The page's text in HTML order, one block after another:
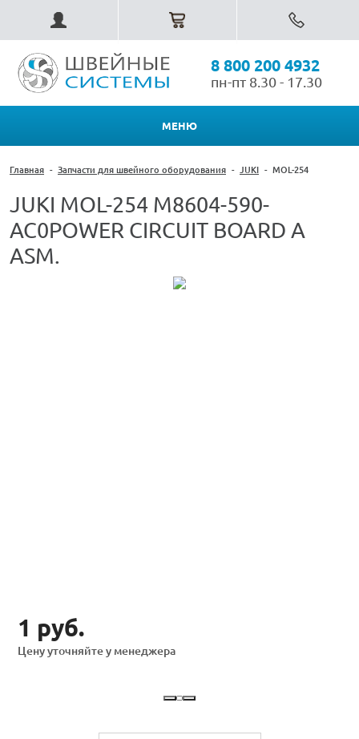
8 800 200 4932
пн-пт 8.30 - 17.30
МЕНЮ
Главная - Запчасти для швейного оборудования - JUKI - MOL-254
JUKI MOL-254 M8604-590-
AC0POWER CIRCUIT BOARD A
ASM.
1 руб.
Цену уточняйте у менеджера